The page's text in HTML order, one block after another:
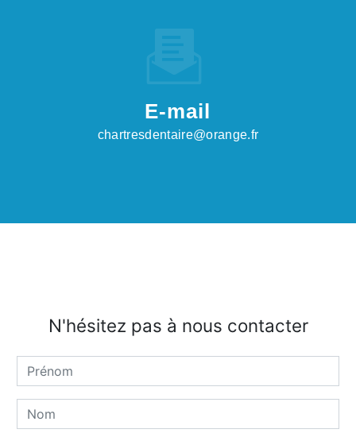
E-mail
chartresdentaire@orange.fr
N'hésitez pas à nous contacter